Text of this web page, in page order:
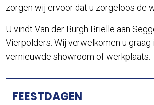
zorgen wij ervoor dat u zorgeloos de
U vindt Van der Burgh Brielle aan
Vierpolders. Wij verwelkomen u graag
vernieuwde showroom of werkplaats.
FEESTDAGEN